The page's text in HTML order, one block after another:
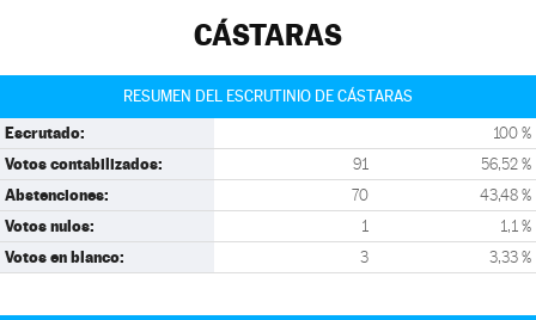
CÁSTARAS
RESUMEN DEL ESCRUTINIO DE CÁSTARAS
Escrutado: 100 %
Votos contabilizados: 91 56,52 %
Abstenciones: 70 43,48 %
Votos nulos: 1 1,1 %
Votos en blanco: 3 3,33 %